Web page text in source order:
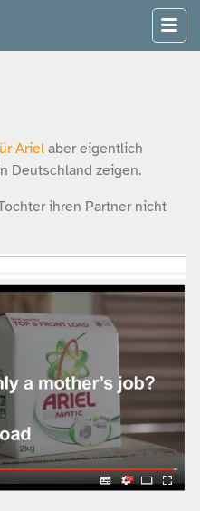
Ariel aber eigentlich
Deutschland zeigen.
ihren Partner nicht